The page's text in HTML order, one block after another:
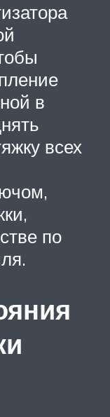
в
всех
по